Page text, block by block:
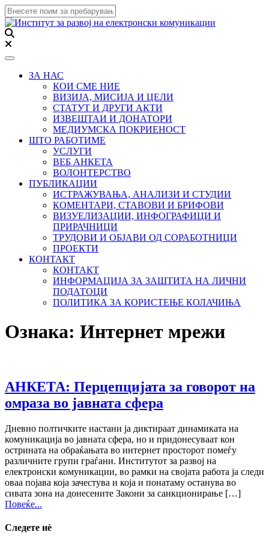
Toggle navigation
ЗА НАС
КОИ СМЕ НИЕ
ВИЗИЈА, МИСИЈА И ЦЕЛИ
СТАТУТ И ДРУГИ АКТИ
ИЗВЕШТАИ И ДОНАТОРИ
МЕДИУМСКА ПОКРИЕНОСТ
ШТО РАБОТИМЕ
УСЛУГИ
ВЕБ АНКЕТА
ВОЛОНТЕРСТВО
ПУБЛИКАЦИИ
ИСТРАЖУВАЊА, АНАЛИЗИ И СТУДИИ
КОМЕНТАРИ, СТАВОВИ И БРИФОВИ
ВИЗУЕЛИЗАЦИИ, ИНФОГРАФИЦИ И
ПРИРАЧНИЦИ
ТРУДОВИ И ОБЈАВИ ОД СОРАБОТНИЦИ
ПРОЕКТИ
КОНТАКТ
КОНТАКТ
ИНФОРМАЦИЈА ЗА ЗАШТИТА НА ЛИЧНИ
ПОДАТОЦИ
ПОЛИТИКА ЗА КОРИСТЕЊЕ КОЛАЧИЊА
Ознака: Интернет мрежи
АНКЕТА: Перцепцијата за говорот на
омраза во јавната сфера
Дневно полтичките настани ја диктираат динамиката на
комуникација во јавната сфера, но и придонесуваат кон
острината на обраќањата во интернет просторот помеѓу
различните групи граѓани. Институтот за развој на
електронски комуникации, во рамки на својата работа ја следи
оваа појава која зачестува и која и понатаму останува во
сивата зона на донесените Закони за санкционирање […]
Повеќе...
Следете нѐ